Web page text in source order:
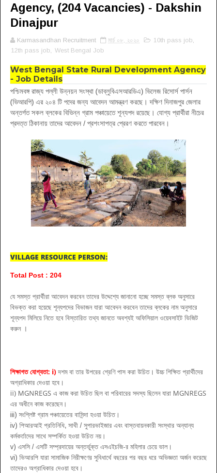
Agency, (204 Vacancies) - Dakshin
Dinajpur
Karmasandhan Recruitment মার্চ ০৮, ২০২০ 10th pass job
12th pass job
West Bengal Job
West Bengal State Rural Development Agency
- Job Details
পশ্চিমবঙ্গ রাজ্য পল্লী উন্নয়ন সংস্থা (ডাব্লুবিএসআরডিএ) ভিলেজ রিসোর্স পার্সন
(ভিআরপি) এর ২০৪ টি পদের জন্য আবেদন আমন্ত্রণ করছে। দক্ষিণ দিনাজপুর জেলার
অন্তর্গত সকল ব্লকের বিভিন্ন গ্রাম পঞ্চায়েতে শূন্যপদ রয়েছে। যোগ্য প্রার্থীরা নীচের
প্রদত্ত ঠিকানায় তাদের আবেদন / প্রশংসাপত্র প্রেরণ করতে পারবেন।
VILLAGE RESOURCE PERSON:
Total Post : 204
যে সমস্ত প্রার্থীরা আবেদন করবেন তাদের উদ্দেশ্যে জানানো হচ্ছে সমস্ত ব্লক অনুসারে
বিভক্ত করা হয়েছে শূন্যপদের বিভাজন যারা আবেদন করবেন তাদের ব্লকের নাম অনুসারে
শূন্যপদ মিলিয়ে নিতে হবে বিস্তারিত তথ্য জানতে অবশ্যই অফিসিয়াল ওয়েবসাইট ভিজিট
করুন ।
শিক্ষাগত যোগ্যতা: i)দশম বা তার উপরের শ্রেণি পাস করা উচিত। উচ্চ শিক্ষিত প্রার্থীদের
অগ্রাধিকার দেওয়া হবে।
ii) MGNREGS এ কাজ করা উচিত ছিল বা পরিবারের সদস্য ছিলেন যারা MGNREGS
এর অধীনে কাজ করেছেন।
iii) সংশ্লিষ্ট গ্রাম পঞ্চায়েতের বাসিন্দা হওয়া উচিত।
iv) পিআরআই প্রতিনিধি, সাথী / সুপারভাইজার এবং বাস্তবায়নকারী সংস্থার অন্যান্য
কর্মকর্তাদের সাথে সম্পর্কিত হওয়া উচিত নয়।
v) এসসি / এসটি সম্প্রদায়ের অন্তর্ভুক্ত এসএইচজি-র মহিলার চেয়ে ভাল।
vi) ভিআরপি যারা সামাজিক নিরীক্ষণের সুবিধার্থে বছরের পর বছর ধরে অভিজ্ঞতা অর্জন করেছে
তাদেরও অগ্রাধিকার দেওয়া হবে।